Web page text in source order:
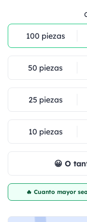
100 piezas
50 piezas
25 piezas
10 piezas
😀 O
🔥 Cuanto mayor